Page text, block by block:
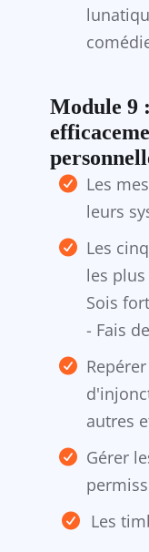
Module 9
Les
leurs
Les
les
Sois
- Fais
autres
Gérer
Les